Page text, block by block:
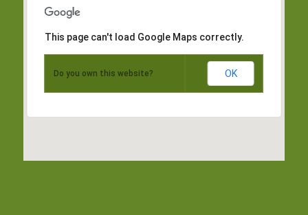
This page can't load Google Maps correctly.
Do you own this website? OK